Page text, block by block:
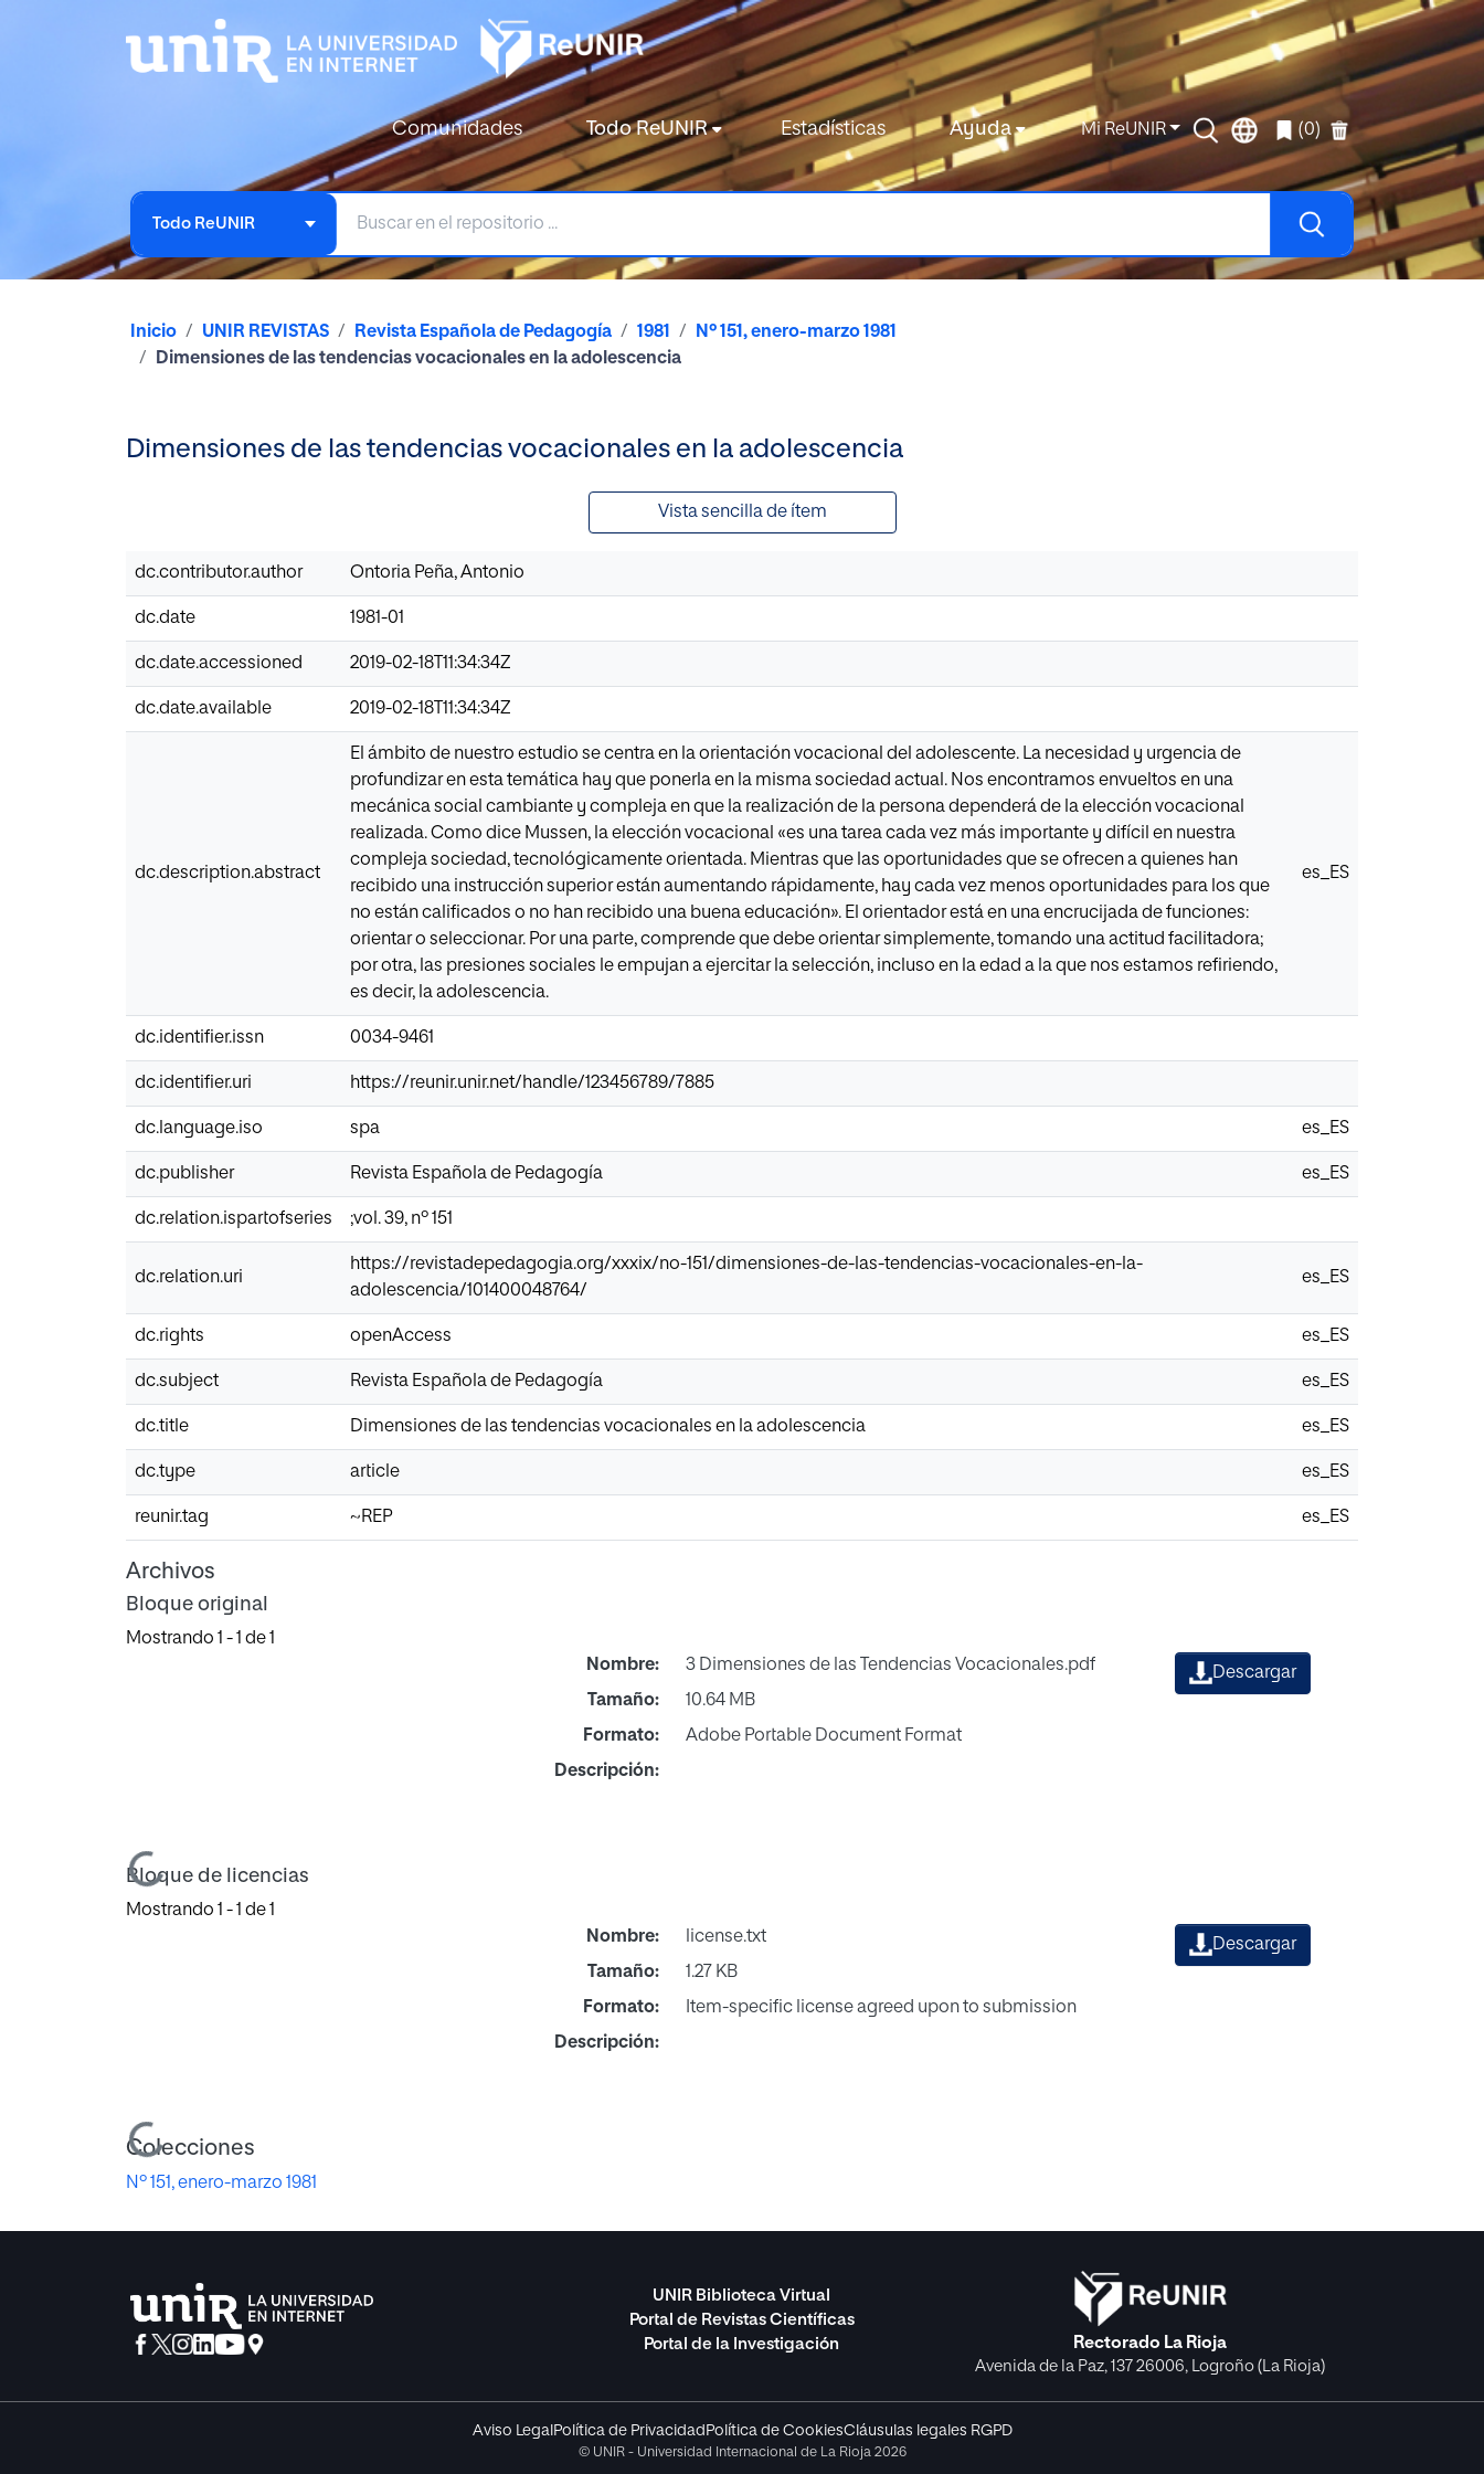
Comunidades Todo ReUNIR Estadísticas Ayuda Mi ReUNIR (0)
Todo ReUNIR
Inicio UNIR REVISTAS Revista Española de Pedagogía 1981
Nº 151, enero-marzo 1981
Dimensiones de las tendencias vocacionales en la adolescencia
Dimensiones de las tendencias vocacionales en la adolescencia
Vista sencilla de ítem
dc.contributor.author Ontoria Peña, Antonio
dc.date 1981-01
dc.date.accessioned 2019-02-18T11:34:34Z
dc.date.available 2019-02-18T11:34:34Z
dc.description.abstract
El ámbito de nuestro estudio se centra en la orientación vocacional del adolescente. La necesidad y urgencia de
profundizar en esta temática hay que ponerla en la misma sociedad actual. Nos encontramos envueltos en una
mecánica social cambiante y compleja en que la realización de la persona dependerá de la elección vocacional
realizada. Como dice Mussen, la elección vocacional «es una tarea cada vez más importante y difícil en nuestra
compleja sociedad, tecnológicamente orientada. Mientras que las oportunidades que se ofrecen a quienes han
recibido una instrucción superior están aumentando rápidamente, hay cada vez menos oportunidades para los que
no están calificados o no han recibido una buena educación». El orientador está en una encrucijada de funciones:
orientar o seleccionar. Por una parte, comprende que debe orientar simplemente, tomando una actitud facilitadora;
por otra, las presiones sociales le empujan a ejercitar la selección, incluso en la edad a la que nos estamos refiriendo,
es decir, la adolescencia.
es_ES
dc.identifier.issn 0034-9461
dc.identifier.uri https://reunir.unir.net/handle/123456789/7885
dc.language.iso spa es_ES
dc.publisher Revista Española de Pedagogía es_ES
dc.relation.ispartofseries ;vol. 39, nº 151
dc.relation.uri
https://revistadepedagogia.org/xxxix/no-151/dimensiones-de-las-tendencias-vocacionales-en-la-
adolescencia/101400048764/
es_ES
dc.rights openAccess es_ES
dc.subject Revista Española de Pedagogía es_ES
dc.title Dimensiones de las tendencias vocacionales en la adolescencia es_ES
dc.type article es_ES
reunir.tag ~REP es_ES
Archivos
Bloque original
Mostrando 1 - 1 de 1
Cargando...
Nombre:
3 Dimensiones de las Tendencias Vocacionales.pdf
Tamaño:
10.64 MB
Formato:
Adobe Portable Document Format
Descripción:
Descargar
Bloque de licencias
Mostrando 1 - 1 de 1
Cargando...
Nombre:
license.txt
Tamaño:
1.27 KB
Formato:
Item-specific license agreed upon to submission
Descripción:
Descargar
Colecciones
Nº 151, enero-marzo 1981
UNIR Biblioteca Virtual
Portal de Revistas Científicas
Portal de la Investigación
Rectorado La Rioja
Avenida de la Paz, 137 26006, Logroño (La Rioja)
Aviso Legal Política de Privacidad Política de CookiesCláusulas legales RGPD
© UNIR - Universidad Internacional de La Rioja 2026